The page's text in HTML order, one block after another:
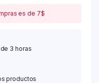
es de 7$
3 horas
productos